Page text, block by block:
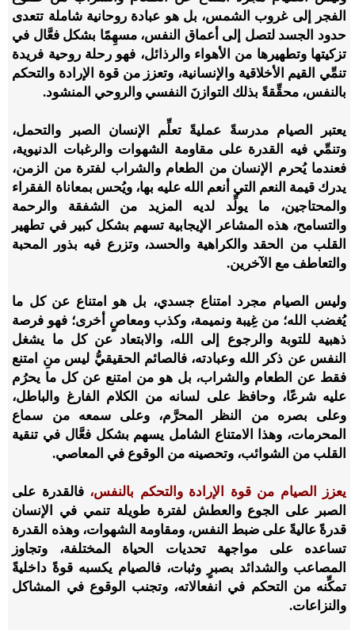
الفجر إلى غروب الشمس، بل هو عبادة روحانية شاملة تتعدى
حدود الجسد لتصل إلى أعماق النفس، مسهِمًا بشكل فعَّال في
تزكيتها وتطهيرها من الأهواء والرذائل، فهو رحلة روحية فريدة
تنمِّي القيم الأخلاقية والإنسانية، وتعزز من قوة الإرادة والتحكم
بالنفس، محقِّقةً بذلك التوازنَ النفسي والروحي المنشود.
يعتبر الصيام مدرسةً عمليةً تعلِّم الإنسان الصبر والتحمل،
وتنمِّي فيه القدرة على مقاومة الشهوات والرغبات الدنيوية،
فعندما يُحرم الإنسان من الطعام والشراب لفترة من الزمن،
يدرك قيمة النعم التي أنعم الله عليه بها، ويُحس بمعاناة الفقراء
والمحتاجين، ما يولِّد لديه المزيد من الشفقة والرحمة
والتسامح، هذه المشاعر الإيجابية تسهم بشكل كبير في تطهير
القلب من الحقد والكراهية والحسد، وتزرع فيه بذور المحبة
والتعاطف مع الآخرين.
وليس الصيام مجرد امتناع جسدي، بل هو امتناع عن كل ما
يُغضب الله؛ من غِيبة ونميمة، وكذب ومعاصٍ أخرى؛ فهو فرصة
ذهبية للتوبة والرجوع إلى الله، والابتعاد عن كل ما يشغل
النفس عن ذكر الله وعبادته، فالصائم الحقيقيُّ ليس منِ امتنع
فقط عن الطعام والشراب، بل هو من امتنع عن كل ما يحرُم
عليه شرعًا، وحافظ على لسانه من الكلام الفارغ والباطل،
وعلى بصره من النظر المحرَّم، وعلى سمعه من سماع
المحرمات، وهذا الامتناع الشامل يسهم بشكل فعَّال في تنقية
القلب من الشوائب، وتحصينه من الوقوع في المعاصي.
يعزز الصيام من قوة الإرادة والتحكم بالنفس، فالقدرة على
الصبر على الجوع والعطش لفترة طويلة تنمي في الإنسان
قدرةً عاليةً على ضبط النفس، ومقاومة الشهوات، وهذه القدرة
تساعده على مواجهة تحديات الحياة المختلفة، وتجاوز
المصاعب والشدائد بصبرٍ وثبات، فالصيام يكسبه قوةً داخليةً
تمكِّنه من التحكم في انفعالاته، وتجنب الوقوع في المشاكل
والنزاعات.